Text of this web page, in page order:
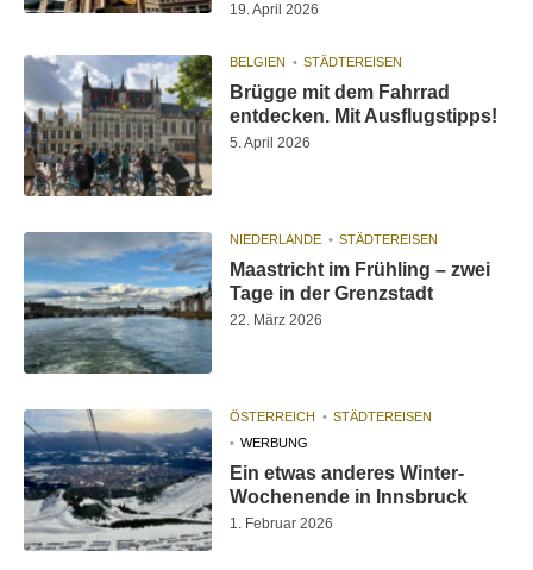
19. April 2026
BELGIEN STÄDTEREISEN
Brügge mit dem Fahrrad
entdecken. Mit Ausflugstipps!
5. April 2026
NIEDERLANDE STÄDTEREISEN
Maastricht im Frühling – zwei
Tage in der Grenzstadt
22. März 2026
ÖSTERREICH
STÄDTEREISEN
WERBUNG
Ein etwas anderes Winter-
Wochenende in Innsbruck
1. Februar 2026